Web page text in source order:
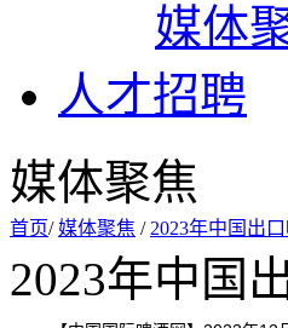
媒体
人才招聘
媒体聚焦
首页/ 媒体聚焦 / 2023年中国出
2023年中国